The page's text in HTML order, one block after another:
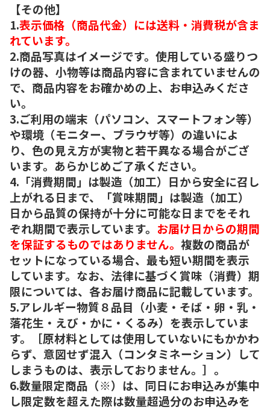
【その他】
1.表示価格（商品代金）には送料・消費税が含ま
れています。
2.商品写真はイメージです。使用している盛りつ
けの器、小物等は商品内容に含まれていませんの
で、商品内容をお確かめの上、お申込みくださ
い。
3.ご利用の端末（パソコン、スマートフォン等）
や環境（モニター、ブラウザ等）の違いによ
り、色の見え方が実物と若干異なる場合がござ
います。あらかじめご了承ください。
4.「消費期間」は製造（加工）日から安全に召し
上がれる日まで、「賞味期間」は製造（加工）
日から品質の保持が十分に可能な日までをそれ
ぞれ期間で表示しています。 お届け日からの期間
を保証するものではありません。 複数の商品が
セットになっている場合、最も短い期間を表示
しています。なお、法律に基づく賞味（消費）期
限については、各お届け商品に記載しています。
5.アレルギー物質８品目（小麦・そば・卵・乳・
落花生・えび・かに・くるみ）を表示していま
す。［原材料としては使用していないにもかかわ
らず、意図せず混入（コンタミネーション）して
しまうものは、表示しておりません。］。
6.数量限定商品（※）は、同日にお申込みが集中
し限定数を超えた際は数量超過分のお申込みを